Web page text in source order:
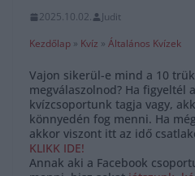
2025.10.02.
Judit
Kezdőlap » Kvíz » Általános Kvízek
Vajon sikerül-e mind a 10
megválaszolnod? Ha figyeltél
kvízcsoportunk tagja vagy,
könnyedén fog menni. Ha
akkor viszont itt az idő
KLIKK IDE!
Annak aki a Facebook